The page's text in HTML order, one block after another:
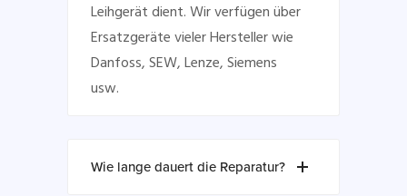
Leihgerät dient. Wir verfügen über
Ersatzgeräte vieler Hersteller wie
Danfoss, SEW, Lenze, Siemens
usw.
Wie lange dauert die Reparatur?